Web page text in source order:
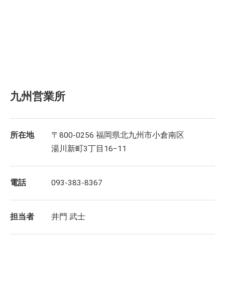
九州営業所
所在地
〒800-0256 福岡県北九州市小倉南区
湯川新町3丁目16−11
電話 093-383-8367
担当者 井門 武士